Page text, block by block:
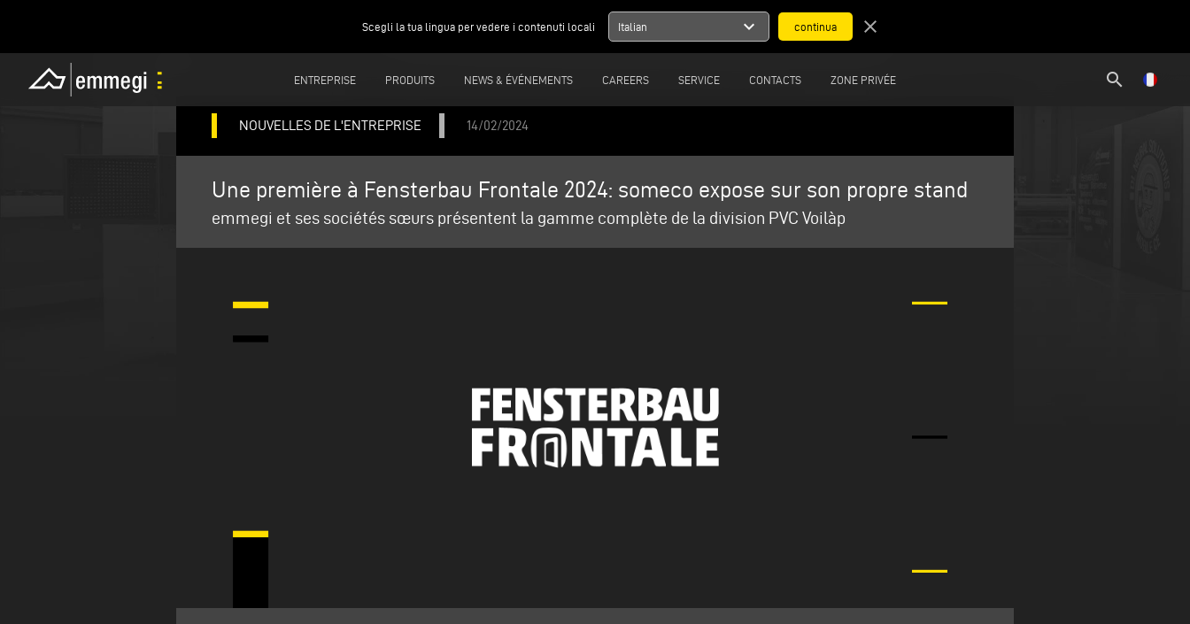
Scegli la tua lingua per vedere i contenuti locali Italian expand_more close
ENTREPRISE PRODUITS NEWS & ÉVÉNEMENTS CAREERS SERVICE CONTACTS ZONE PRIVÉE search
NOUVELLES DE L'ENTREPRISE 14/02/2024
Une première à Fensterbau Frontale 2024: someco expose sur son propre stand
emmegi et ses sociétés sœurs présentent la gamme complète de la division PVC Voilàp